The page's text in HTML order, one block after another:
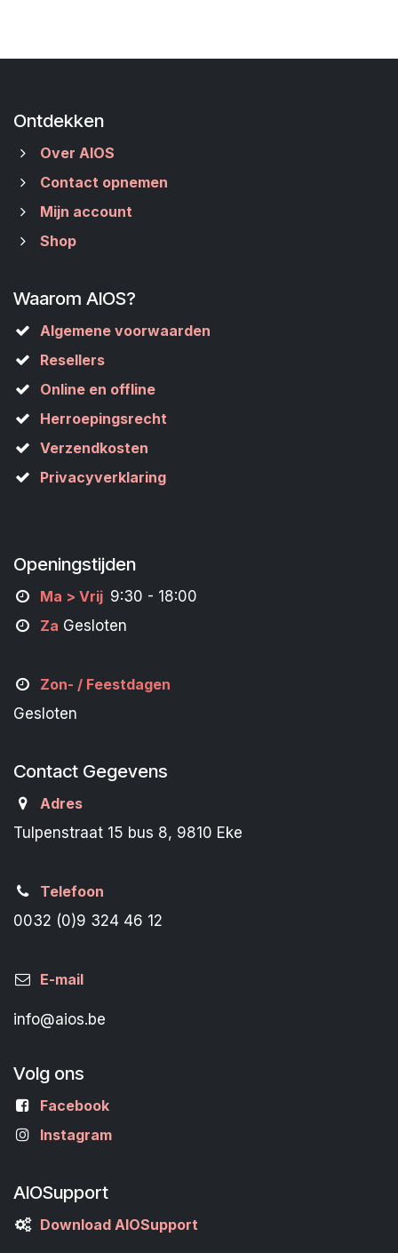
Ontdekken
Over AIOS
Contact opnemen
Mijn account
Shop
Waarom AIOS?
Algemene voorwaarden
Resellers
Online en offline
Herroepingsrecht
Verzendkosten
Privacyverklaring
Openingstijden
Ma > Vrij 9:30 - 18:00
Za Gesloten
Zon- / Feestdagen
Gesloten
Contact Gegevens
Adres
Tulpenstraat 15 bus 8, 9810 Eke
Telefoon
0032 (0)9 324 46 12
E-mail
info@aios.be
Volg ons
Facebook
Instagram
AIOSupport
Download AIOSupport